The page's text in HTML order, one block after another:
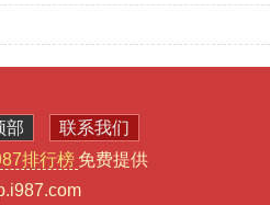
部
联系我们
排行榜 免费提供